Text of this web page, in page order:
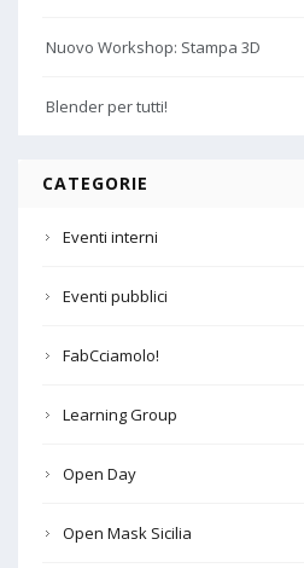
Nuovo Workshop: Stampa 3D
Blender per tutti!
CATEGORIE
Eventi interni
Eventi pubblici
FabCciamolo!
Learning Group
Open Day
Open Mask Sicilia